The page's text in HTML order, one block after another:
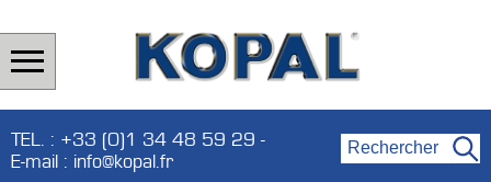
TEL. : +33 (0)1 34 48 59 29 -
E-mail : info@kopal.fr